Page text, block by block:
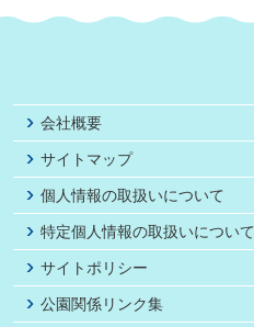
会社概要
サイトマップ
個人情報の取扱いについて
特定個人情報の取扱いについて
サイトポリシー
公園関係リンク集